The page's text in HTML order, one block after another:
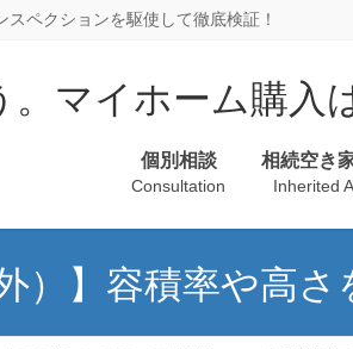
ペクションを駆使して徹底検証！
個別相談
Consultation
相続空き
Inherited
）】容積率や高